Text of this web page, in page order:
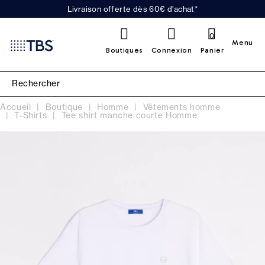
Livraison offerte dès 60€ d'achat*
Boutiques Connexion Panier
0
Menu
Accueil Boutique Homme Vêtements homme
T-Shirts Tee shirt manche courte Homme